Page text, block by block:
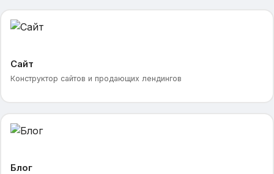
Сайт
Конструктор сайтов и продающих лендингов
Блог